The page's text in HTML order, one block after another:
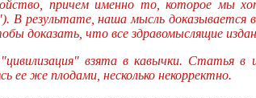
причем именно то, которое мы
В результате, наша мысль
доказать, что все здравомыслящие
взята в кавычки. Статья
ее же плодами, несколько некорректно.